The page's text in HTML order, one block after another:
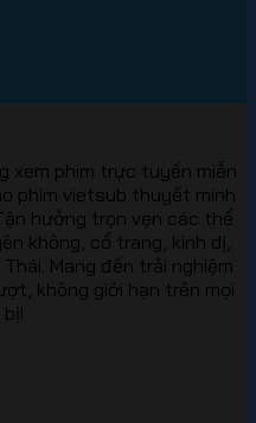
xem phim trực tuyến miễn
phim vietsub thuyết minh
hưởng trọn vẹn các thể
không, cổ trang, kinh dị,
Mang đến trải nghiệm
không giới hạn trên mọi